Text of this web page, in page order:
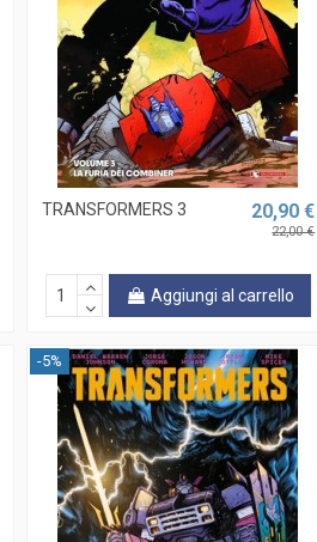
TRANSFORMERS 3 20,90 €
22,00 €
Aggiungi al carrello
-5%